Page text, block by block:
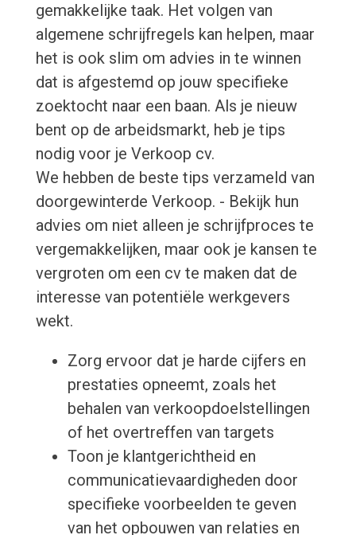
gemakkelijke taak. Het volgen van
algemene schrijfregels kan helpen, maar
het is ook slim om advies in te winnen
dat is afgestemd op jouw specifieke
zoektocht naar een baan. Als je nieuw
bent op de arbeidsmarkt, heb je tips
nodig voor je Verkoop cv.
We hebben de beste tips verzameld van
doorgewinterde Verkoop. - Bekijk hun
advies om niet alleen je schrijfproces te
vergemakkelijken, maar ook je kansen te
vergroten om een cv te maken dat de
interesse van potentiële werkgevers
wekt.
Zorg ervoor dat je harde cijfers en
prestaties opneemt, zoals het
behalen van verkoopdoelstellingen
of het overtreffen van targets
Toon je klantgerichtheid en
communicatievaardigheden door
specifieke voorbeelden te geven
van het opbouwen van relaties en